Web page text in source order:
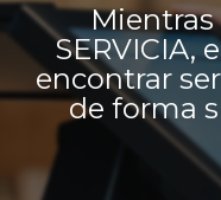
SERVICIA,
encontrar
de forma